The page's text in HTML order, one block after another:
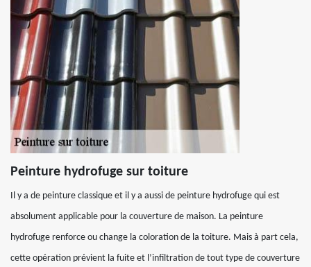
Peinture hydrofuge sur toiture
Il y a de peinture classique et il y a aussi de peinture hydrofuge qui est
absolument applicable pour la couverture de maison. La peinture
hydrofuge renforce ou change la coloration de la toiture. Mais à part cela,
cette opération prévient la fuite et l’infiltration de tout type de couverture